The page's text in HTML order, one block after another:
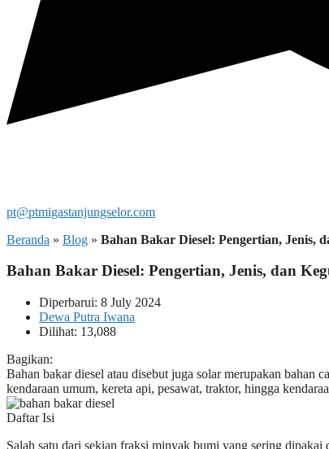
pt@ptmigastanjungselor.com
Beranda » Blog » Bahan Bakar Diesel: Pengertian, Jenis,
Bahan Bakar Diesel: Pengertian, Jenis, dan
Diperbarui: 8 July 2024
Dewa Putra Iwana
Dilihat: 13,088
Bagikan:
Bahan bakar diesel atau disebut juga solar merupakan bahan
kendaraan umum, kereta api, pesawat, traktor, hingga
Daftar Isi
Salah satu dari sekian fraksi minyak bumi yang sering dipakai